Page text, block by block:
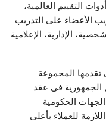
التقييم العالمية،
الأعضاء على التدريب
الإدارية، الإعلامية
تقدمها المجموعة
فى عقد
الحكومية
للعملاء بأعلى